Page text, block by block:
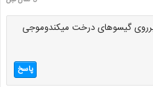
گیسوهای درخت میکندوموجی
پاسخ